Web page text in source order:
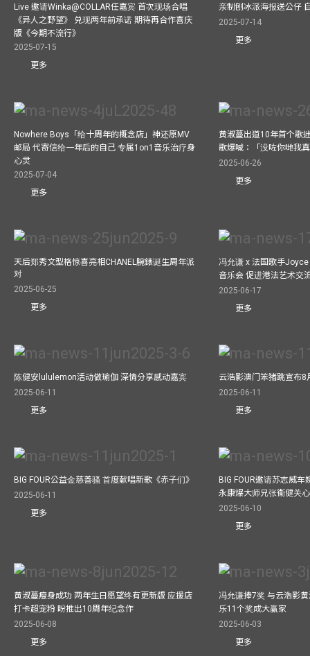
Live 邀请Winka@COLLAR任嘉宾 首次现场合唱
《异人之野望》 兑现两年前承诺 期待再合作喜庆
版《今期不流行》
2025-07-15
更多
亲制刨冰派海报送公仔
2025-07-14
更多
Nowhere Boys「给十周年的概念店」神还原MV
邮局 代寄信给一年后的自己 专属1on1音乐治疗身
心灵
2025-07-04
更多
黄淑蔓出道10年首个歌
歌爆喊：「没咗你哋我
2025-06-26
更多
天后郑秀文型格惊喜亮相CHANEL腕錶诞生周年派
对
2025-06-25
更多
冯允谦 x 法国歌手
音乐会 促进港法艺术交
2025-06-17
更多
陈健安lululemon活动做瑜伽 深情分享感动嘉宾
2025-06-11
更多
云浩影澳门笨猪跳宣布8
2025-06-11
更多
BIG FOUR公益⾦慈善骚 ⾸度献唱新歌《赤⼦们》
2025-06-11
更多
BIG FOUR邀请苏志威
永康爆大师兄张衞健关
2025-06-10
更多
黄淑蔓瘦身成功 两年生日愿望终有更新版 应援店
打卡超宠粉 盼推出10周年纪念作
2025-06-08
更多
冯允谦捧7奖 与云浩影
乐11个奖成大赢家
2025-06-03
更多